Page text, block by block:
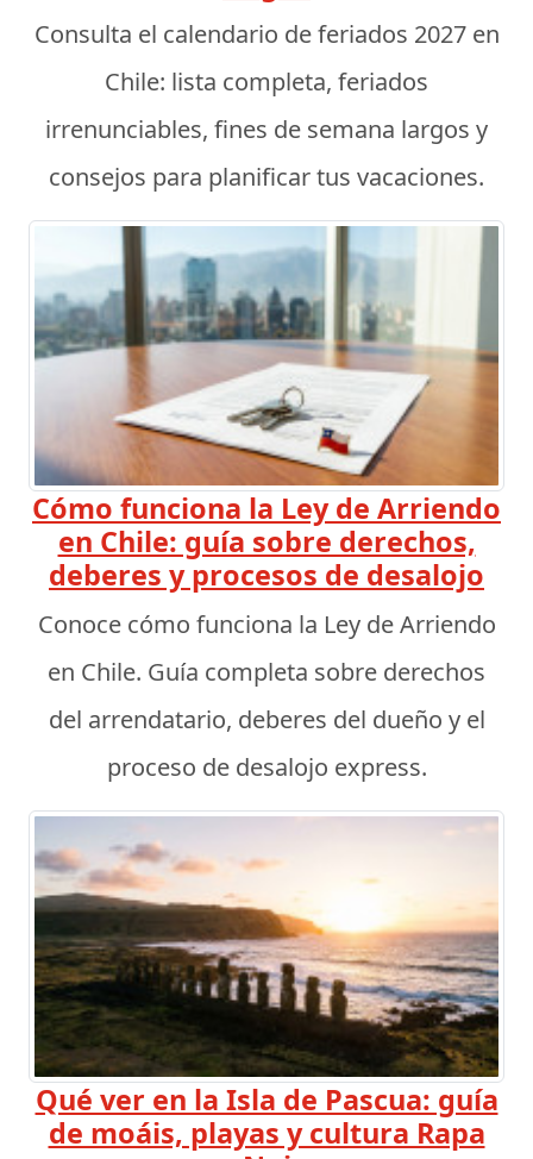
Consulta el calendario de feriados 2027 en
Chile: lista completa, feriados
irrenunciables, fines de semana largos y
consejos para planificar tus vacaciones.
Cómo funciona la Ley de Arriendo
en Chile: guía sobre derechos,
deberes y procesos de desalojo
Conoce cómo funciona la Ley de Arriendo
en Chile. Guía completa sobre derechos
del arrendatario, deberes del dueño y el
proceso de desalojo express.
Qué ver en la Isla de Pascua: guía
de moáis, playas y cultura Rapa